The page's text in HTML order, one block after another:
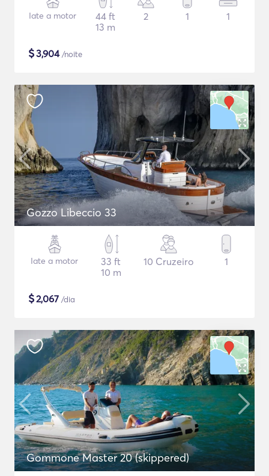
Iate a motor
44 ft
13 m
2 1 1
$3,904/noite
Gozzo Libeccio 33
Iate a motor
33 ft
10 m
10 Cruzeiro 1
$2,067 /dia
Gommone Master 20 (skippered)